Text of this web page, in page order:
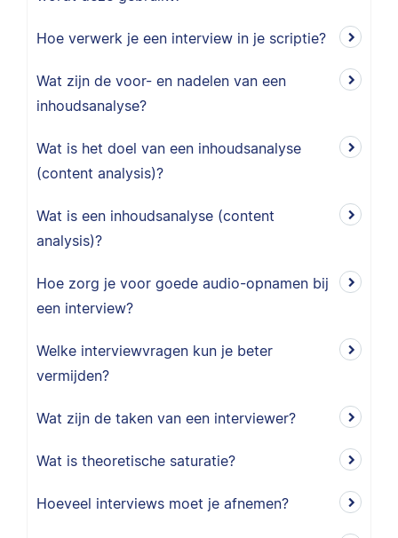
Hoe verwerk je een interview in je scriptie?
Wat zijn de voor- en nadelen van een
inhoudsanalyse?
Wat is het doel van een inhoudsanalyse
(content analysis)?
Wat is een inhoudsanalyse (content
analysis)?
Hoe zorg je voor goede audio-opnamen bij
een interview?
Welke interviewvragen kun je beter
vermijden?
Wat zijn de taken van een interviewer?
Wat is theoretische saturatie?
Hoeveel interviews moet je afnemen?